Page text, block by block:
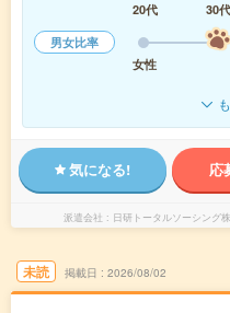
20代
30代
男女比率
女性
気になる! 応
派遣会社 日研トータルソーシン
未読 掲載日 2026/08/02